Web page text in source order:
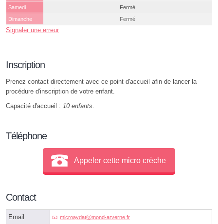
Samedi
Fermé
Dimanche
Fermé
Signaler une erreur
Inscription
Prenez contact directement avec ce point d'accueil afin de lancer la
procédure d'inscription de votre enfant.
Capacité d'accueil : 10 enfants.
Téléphone
Appeler cette micro crèche
Contact
Email microaydatⓐmond-arverne.fr